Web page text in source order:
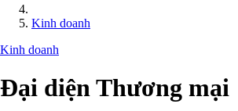
Kinh doanh
Kinh doanh
Đại diện Thương mại